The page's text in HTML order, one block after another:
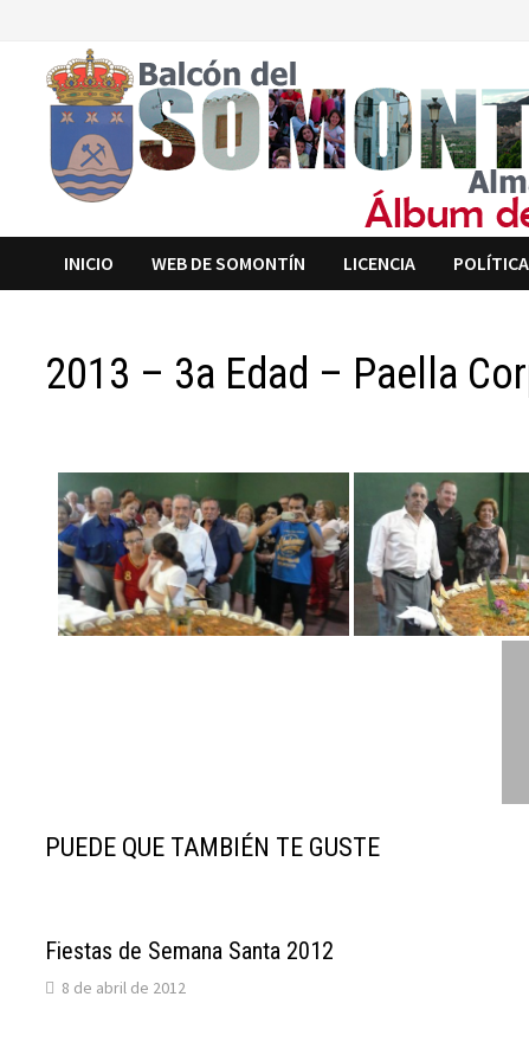
contenido
INICIO WEB DE SOMONTÍN LICENCIA
2013 – 3a Edad – Paella
PUEDE QUE TAMBIÉN TE GUSTE
Fiestas de Semana Santa 2012
8 de abril de 2012